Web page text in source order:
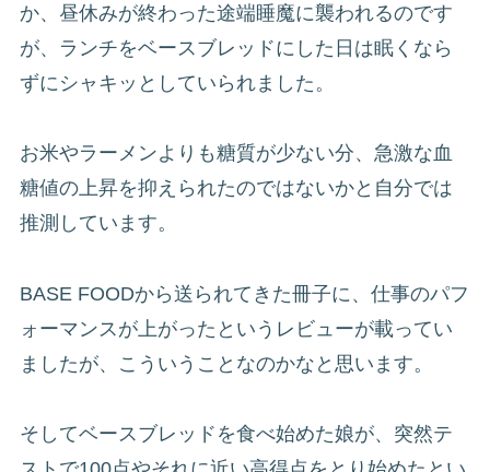
か、昼休みが終わった途端睡魔に襲われるのです
が、ランチをベースブレッドにした日は眠くなら
ずにシャキッとしていられました。
お米やラーメンよりも糖質が少ない分、急激な血
糖値の上昇を抑えられたのではないかと自分では
推測しています。
BASE FOODから送られてきた冊子に、仕事のパフ
ォーマンスが上がったというレビューが載ってい
ましたが、こういうことなのかなと思います。
そしてベースブレッドを食べ始めた娘が、突然テ